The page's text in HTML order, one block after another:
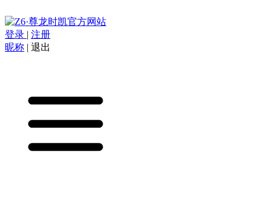
登录 | 注册
昵称 | 退出